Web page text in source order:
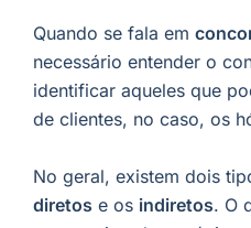
Quando se fala em
necessário entender o
identificar aqueles que
de clientes, no caso, os
No geral, existem dois
diretos e os indiretos. O